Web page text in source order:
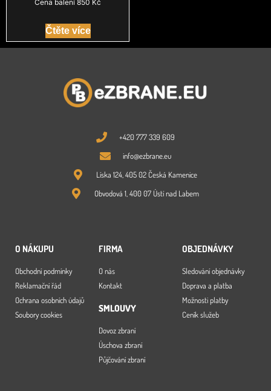
Cena balení 850 Kč
Čtěte více
+420 777 339 609
info@ezbrane.eu
Líska 124, 405 02 Česká Kamenice
Obvodová 1, 400 07 Ústí nad Labem
O NÁKUPU
Obchodní podmínky
Reklamační řád
Ochrana osobních údajů
Soubory cookies
FIRMA
O nás
Kontakt
SMLOUVY
Dovoz zbraní
Úschova zbraní
Půjčování zbraní
OBJEDNÁVKY
Sledování objednávky
Doprava a platba
Možnosti platby
Ceník služeb